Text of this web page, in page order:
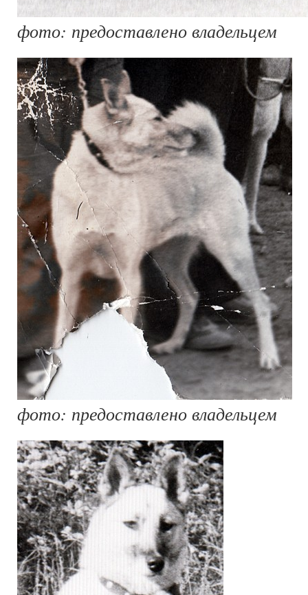
фото: предоставлено владельцем
фото: предоставлено владельцем